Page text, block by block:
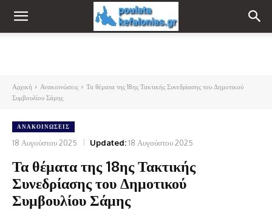
Αρχική Ανακοινώσεις
Τα θέματα της 18ης Τακτικής Συνεδρίασης του Δημοτικού
Συμβουλίου Σάμης
ΑΝΑΚΟΙΝΏΣΕΙΣ
18 Αυγούστου 2025 Updated:18 Αυγούστου 2025
Τα θέματα της 18ης Τακτικής
Συνεδρίασης του Δημοτικού
Συμβουλίου Σάμης